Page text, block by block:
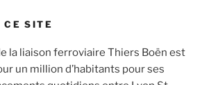
CE SITE
la liaison ferroviaire Thiers Boën est
un million d’habitants pour ses